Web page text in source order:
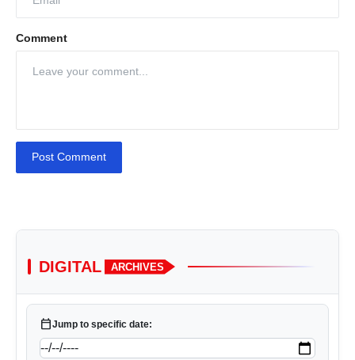
Comment
Post Comment
DIGITAL ARCHIVES
calendar_todayJump to specific date: